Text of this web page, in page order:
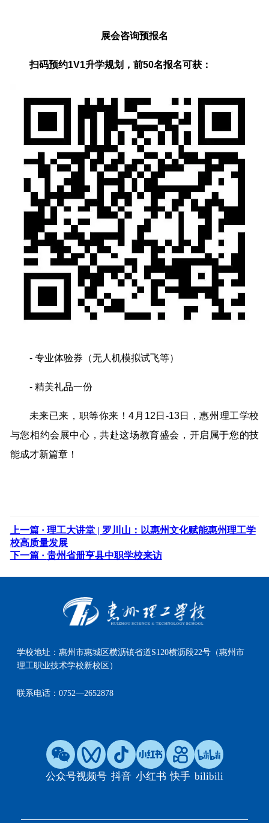
展会咨询预报名
扫码预约1V1升学规划，前50名报名可获：
- 专业体验券（无人机模拟试飞等）
- 精美礼品一份
未来已来，职等你来！4月12日-13日，惠州理工学校
与您相约会展中心，共赴这场教育盛会，开启属于您的技
能成才新篇章！
上一篇 · 理工大讲堂 | 罗川山：以惠州文化赋能惠州理工学
校高质量发展
下一篇 · 贵州省册亨县中职学校来访
学校地址：惠州市惠城区横沥镇省道S120横沥段22号（惠州市
理工职业技术学校新校区）
联系电话：0752—2652878
公众号视频号 抖音 小红书 快手 bilibili